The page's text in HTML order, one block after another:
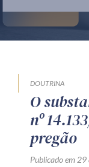
DOUTRINA
O
nº
pregão
Publicado em